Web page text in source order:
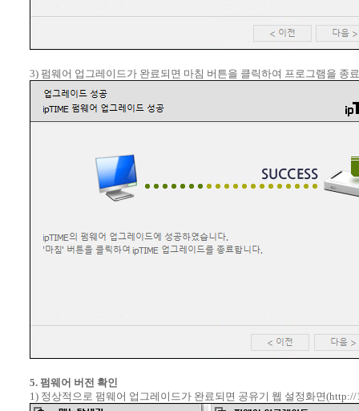
3) 펌웨어 업그레이드가 완료되면 마침 버튼을 클릭하여 프로그램을 종
5. 펌웨어 버전 확인
1) 정상적으로 펌웨어 업그레이드가 완료되면 공유기 웹 설정화면